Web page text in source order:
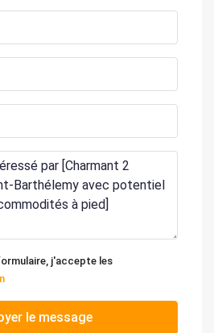
j'accepte les
le message